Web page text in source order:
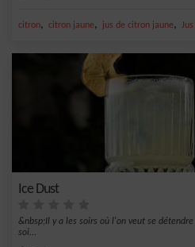
citron, citron jaune, jus de citron jaune,
Ice Dust
&nbsp;Il y a les soirs où l'on veut se
soi...